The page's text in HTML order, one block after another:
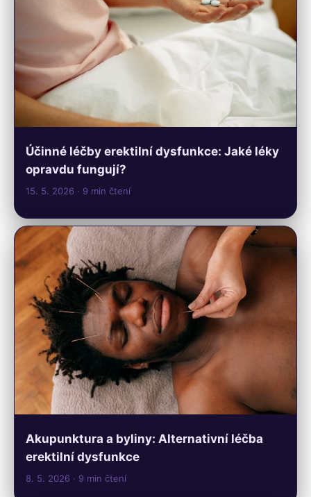
Účinné léčby erektilní dysfunkce: Jaké léky
opravdu fungují?
15. 5. 2026 · 9 min čtení
Akupunktura a byliny: Alternativní léčba
erektilní dysfunkce
8. 5. 2026 · 9 min čtení